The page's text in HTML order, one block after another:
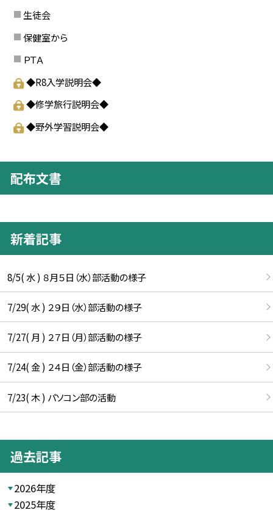
生徒会
保健室から
ＰＴＡ
◆R8入学説明会◆
◆修学旅行説明会◆
◆野外学習説明会◆
配布文書
新着記事
8/5( 水 ) ８月５日（水）部活動の様子
7/29( 水 ) ２９日（水）部活動の様子
7/27( 月 ) ２７日（月）部活動の様子
7/24( 金 ) ２４日（金）部活動の様子
7/23( 木 ) パソコン部の活動
過去記事
2026年度
2025年度